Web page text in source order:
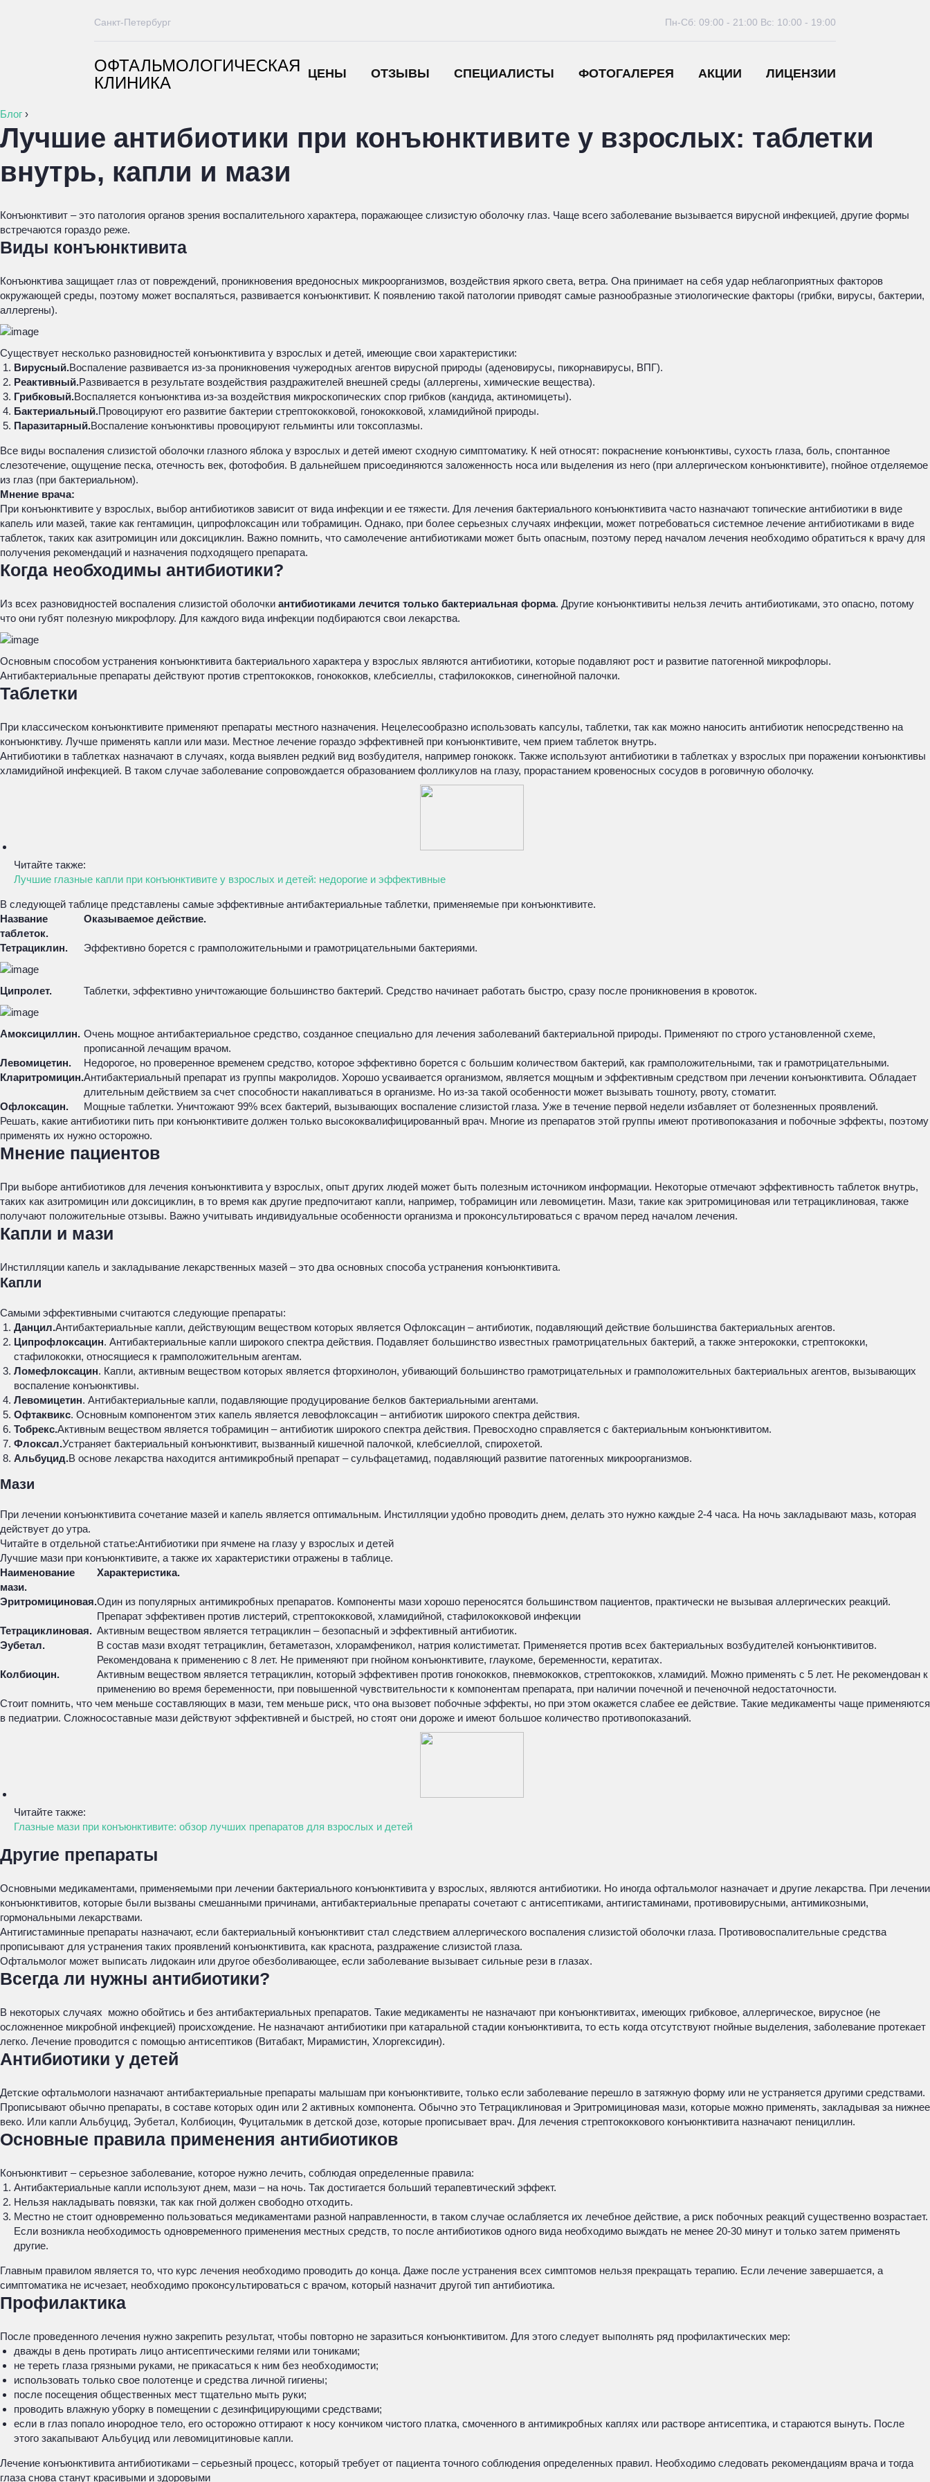
ОФТАЛЬМОЛОГИЧЕСКАЯ
КЛИНИКА
ЦЕНЫ ОТЗЫВЫ СПЕЦИАЛИСТЫ ФОТОГАЛЕРЕЯ АКЦИИ ЛИЦЕНЗИИ
Санкт-Петербург Пн-Сб: 09:00 - 21:00 Вс: 10:00 - 19:00
Блог ›
Лучшие антибиотики при конъюнктивите у взрослых: таблетки
внутрь, капли и мази
Конъюнктивит – это патология органов зрения воспалительного характера, поражающее слизистую оболочку глаз. Чаще всего заболевание вызывается вирусной инфекцией, другие формы
встречаются гораздо реже.
Виды конъюнктивита
Конъюнктива защищает глаз от повреждений, проникновения вредоносных микроорганизмов, воздействия яркого света, ветра. Она принимает на себя удар неблагоприятных факторов
окружающей среды, поэтому может воспаляться, развивается конъюнктивит. К появлению такой патологии приводят самые разнообразные этиологические факторы (грибки, вирусы, бактерии,
аллергены).
Существует несколько разновидностей конъюнктивита у взрослых и детей, имеющие свои характеристики:
Вирусный.Воспаление развивается из-за проникновения чужеродных агентов вирусной природы (аденовирусы, пикорнавирусы, ВПГ).
Реактивный.Развивается в результате воздействия раздражителей внешней среды (аллергены, химические вещества).
Грибковый.Воспаляется конъюнктива из-за воздействия микроскопических спор грибков (кандида, актиномицеты).
Бактериальный.Провоцируют его развитие бактерии стрептококковой, гонококковой, хламидийной природы.
Паразитарный.Воспаление конъюнктивы провоцируют гельминты или токсоплазмы.
Все виды воспаления слизистой оболочки глазного яблока у взрослых и детей имеют сходную симптоматику. К ней относят: покраснение конъюнктивы, сухость глаза, боль, спонтанное
слезотечение, ощущение песка, отечность век, фотофобия. В дальнейшем присоединяются заложенность носа или выделения из него (при аллергическом конъюнктивите), гнойное отделяемое
из глаз (при бактериальном).
Мнение врача:
При конъюнктивите у взрослых, выбор антибиотиков зависит от вида инфекции и ее тяжести. Для лечения бактериального конъюнктивита часто назначают топические антибиотики в виде
капель или мазей, такие как гентамицин, ципрофлоксацин или тобрамицин. Однако, при более серьезных случаях инфекции, может потребоваться системное лечение антибиотиками в виде
таблеток, таких как азитромицин или доксициклин. Важно помнить, что самолечение антибиотиками может быть опасным, поэтому перед началом лечения необходимо обратиться к врачу для
получения рекомендаций и назначения подходящего препарата.
Когда необходимы антибиотики?
Из всех разновидностей воспаления слизистой оболочки антибиотиками лечится только бактериальная форма. Другие конъюнктивиты нельзя лечить антибиотиками, это опасно, потому
что они губят полезную микрофлору. Для каждого вида инфекции подбираются свои лекарства.
Основным способом устранения конъюнктивита бактериального характера у взрослых являются антибиотики, которые подавляют рост и развитие патогенной микрофлоры.
Антибактериальные препараты действуют против стрептококков, гонококков, клебсиеллы, стафилококков, синегнойной палочки.
Таблетки
При классическом конъюнктивите применяют препараты местного назначения. Нецелесообразно использовать капсулы, таблетки, так как можно наносить антибиотик непосредственно на
конъюнктиву. Лучше применять капли или мази. Местное лечение гораздо эффективней при конъюнктивите, чем прием таблеток внутрь.
Антибиотики в таблетках назначают в случаях, когда выявлен редкий вид возбудителя, например гонококк. Также используют антибиотики в таблетках у взрослых при поражении конъюнктивы
хламидийной инфекцией. В таком случае заболевание сопровождается образованием фолликулов на глазу, прорастанием кровеносных сосудов в роговичную оболочку.
Читайте также:
Лучшие глазные капли при конъюнктивите у взрослых и детей: недорогие и эффективные
В следующей таблице представлены самые эффективные антибактериальные таблетки, применяемые при конъюнктивите.
Название
таблеток.
Оказываемое действие.
Тетрациклин. Эффективно борется с грамположительными и грамотрицательными бактериями.
Ципролет. Таблетки, эффективно уничтожающие большинство бактерий. Средство начинает работать быстро, сразу после проникновения в кровоток.
Амоксициллин. Очень мощное антибактериальное средство, созданное специально для лечения заболеваний бактериальной природы. Применяют по строго установленной схеме,
прописанной лечащим врачом.
Левомицетин.
Недорогое, но проверенное временем средство, которое эффективно борется с большим количеством бактерий, как грамположительными, так и грамотрицательными.
Кларитромицин.Антибактериальный препарат из группы макролидов. Хорошо усваивается организмом, является мощным и эффективным средством при лечении конъюнктивита. Обладает
длительным действием за счет способности накапливаться в организме. Но из-за такой особенности может вызывать тошноту, рвоту, стоматит.
Офлоксацин.
Мощные таблетки. Уничтожают 99% всех бактерий, вызывающих воспаление слизистой глаза. Уже в течение первой недели избавляет от болезненных проявлений.
Решать, какие антибиотики пить при конъюнктивите должен только высококвалифицированный врач. Многие из препаратов этой группы имеют противопоказания и побочные эффекты, поэтому
применять их нужно осторожно.
Мнение пациентов
При выборе антибиотиков для лечения конъюнктивита у взрослых, опыт других людей может быть полезным источником информации. Некоторые отмечают эффективность таблеток внутрь,
таких как азитромицин или доксициклин, в то время как другие предпочитают капли, например, тобрамицин или левомицетин. Мази, такие как эритромициновая или тетрациклиновая, также
получают положительные отзывы. Важно учитывать индивидуальные особенности организма и проконсультироваться с врачом перед началом лечения.
Капли и мази
Инстилляции капель и закладывание лекарственных мазей – это два основных способа устранения конъюнктивита.
Капли
Самыми эффективными считаются следующие препараты:
Данцил.Антибактериальные капли, действующим веществом которых является Офлоксацин – антибиотик, подавляющий действие большинства бактериальных агентов.
Ципрофлоксацин. Антибактериальные капли широкого спектра действия. Подавляет большинство известных грамотрицательных бактерий, а также энтерококки, стрептококки,
стафилококки, относящиеся к грамположительным агентам.
Ломефлоксацин. Капли, активным веществом которых является фторхинолон, убивающий большинство грамотрицательных и грамположительных бактериальных агентов, вызывающих
воспаление конъюнктивы.
Левомицетин. Антибактериальные капли, подавляющие продуцирование белков бактериальными агентами.
Офтаквикс. Основным компонентом этих капель является левофлоксацин – антибиотик широкого спектра действия.
Тобрекс.Активным веществом является тобрамицин – антибиотик широкого спектра действия. Превосходно справляется с бактериальным конъюнктивитом.
Флоксал.Устраняет бактериальный конъюнктивит, вызванный кишечной палочкой, клебсиеллой, спирохетой.
Альбуцид.В основе лекарства находится антимикробный препарат – сульфацетамид, подавляющий развитие патогенных микроорганизмов.
Мази
При лечении конъюнктивита сочетание мазей и капель является оптимальным. Инстилляции удобно проводить днем, делать это нужно каждые 2-4 часа. На ночь закладывают мазь, которая
действует до утра.
Читайте в отдельной статье:Антибиотики при ячмене на глазу у взрослых и детей
Лучшие мази при конъюнктивите, а также их характеристики отражены в таблице.
Наименование
мази.
Характеристика.
Эритромициновая.Один из популярных антимикробных препаратов. Компоненты мази хорошо переносятся большинством пациентов, практически не вызывая аллергических реакций.
Препарат эффективен против листерий, стрептококковой, хламидийной, стафилококковой инфекции
Тетрациклиновая. Активным веществом является тетрациклин – безопасный и эффективный антибиотик.
Эубетал.
В состав мази входят тетрациклин, бетаметазон, хлорамфеникол, натрия колистиметат. Применяется против всех бактериальных возбудителей конъюнктивитов.
Рекомендована к применению с 8 лет. Не применяют при гнойном конъюнктивите, глаукоме, беременности, кератитах.
Колбиоцин.
Активным веществом является тетрациклин, который эффективен против гонококков, пневмококков, стрептококков, хламидий. Можно применять с 5 лет. Не рекомендован к
применению во время беременности, при повышенной чувствительности к компонентам препарата, при наличии почечной и печеночной недостаточности.
Стоит помнить, что чем меньше составляющих в мази, тем меньше риск, что она вызовет побочные эффекты, но при этом окажется слабее ее действие. Такие медикаменты чаще применяются
в педиатрии. Сложносоставные мази действуют эффективней и быстрей, но стоят они дороже и имеют большое количество противопоказаний.
Читайте также:
Глазные мази при конъюнктивите: обзор лучших препаратов для взрослых и детей
Другие препараты
Основными медикаментами, применяемыми при лечении бактериального конъюнктивита у взрослых, являются антибиотики. Но иногда офтальмолог назначает и другие лекарства. При лечении
конъюнктивитов, которые были вызваны смешанными причинами, антибактериальные препараты сочетают с антисептиками, антигистаминами, противовирусными, антимикозными,
гормональными лекарствами.
Антигистаминные препараты назначают, если бактериальный конъюнктивит стал следствием аллергического воспаления слизистой оболочки глаза. Противовоспалительные средства
прописывают для устранения таких проявлений конъюнктивита, как краснота, раздражение слизистой глаза.
Офтальмолог может выписать лидокаин или другое обезболивающее, если заболевание вызывает сильные рези в глазах.
Всегда ли нужны антибиотики?
В некоторых случаях можно обойтись и без антибактериальных препаратов. Такие медикаменты не назначают при конъюнктивитах, имеющих грибковое, аллергическое, вирусное (не
осложненное микробной инфекцией) происхождение. Не назначают антибиотики при катаральной стадии конъюнктивита, то есть когда отсутствуют гнойные выделения, заболевание протекает
легко. Лечение проводится с помощью антисептиков (Витабакт, Мирамистин, Хлоргексидин).
Антибиотики у детей
Детские офтальмологи назначают антибактериальные препараты малышам при конъюнктивите, только если заболевание перешло в затяжную форму или не устраняется другими средствами.
Прописывают обычно препараты, в составе которых один или 2 активных компонента. Обычно это Тетрациклиновая и Эритромициновая мази, которые можно применять, закладывая за нижнее
веко. Или капли Альбуцид, Эубетал, Колбиоцин, Фуцитальмик в детской дозе, которые прописывает врач. Для лечения стрептококкового конъюнктивита назначают пенициллин.
Основные правила применения антибиотиков
Конъюнктивит – серьезное заболевание, которое нужно лечить, соблюдая определенные правила:
Антибактериальные капли используют днем, мази – на ночь. Так достигается больший терапевтический эффект.
Нельзя накладывать повязки, так как гной должен свободно отходить.
Местно не стоит одновременно пользоваться медикаментами разной направленности, в таком случае ослабляется их лечебное действие, а риск побочных реакций существенно возрастает.
Если возникла необходимость одновременного применения местных средств, то после антибиотиков одного вида необходимо выждать не менее 20-30 минут и только затем применять
другие.
Главным правилом является то, что курс лечения необходимо проводить до конца. Даже после устранения всех симптомов нельзя прекращать терапию. Если лечение завершается, а
симптоматика не исчезает, необходимо проконсультироваться с врачом, который назначит другой тип антибиотика.
Профилактика
После проведенного лечения нужно закрепить результат, чтобы повторно не заразиться конъюнктивитом. Для этого следует выполнять ряд профилактических мер:
дважды в день протирать лицо антисептическими гелями или тониками;
не тереть глаза грязными руками, не прикасаться к ним без необходимости;
использовать только свое полотенце и средства личной гигиены;
после посещения общественных мест тщательно мыть руки;
проводить влажную уборку в помещении с дезинфицирующими средствами;
если в глаз попало инородное тело, его осторожно оттирают к носу кончиком чистого платка, смоченного в антимикробных каплях или растворе антисептика, и стараются вынуть. После
этого закапывают Альбуцид или левомицитиновые капли.
Лечение конъюнктивита антибиотиками – серьезный процесс, который требует от пациента точного соблюдения определенных правил. Необходимо следовать рекомендациям врача и тогда
глаза снова станут красивыми и здоровыми